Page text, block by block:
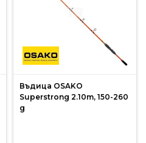
Въдица OSAKO
Superstrong 2.10m, 150-260
g